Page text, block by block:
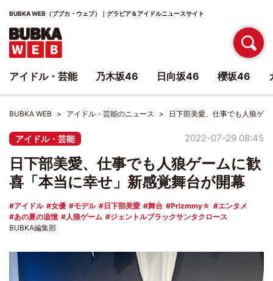
BUBKA WEB（ブブカ・ウェブ）｜グラビア＆アイドルニュースサイト
BUBKA WEB アイドル・芸能のニュース 日下部美愛、仕事でも人狼ゲ
アイドル・芸能 2022-07-29 08:45
日下部美愛、仕事でも人狼ゲームに歓
喜「本当に幸せ」新感覚舞台が開幕
アイドル 女優 モデル 日下部美愛 舞台 Prizmmy☆
エンタメ
あの夏の追憶
人狼ゲーム
ジェントルブラックサンタクロース
BUBKA編集部
アイドル・芸能 乃木坂46 日向坂46 櫻坂46